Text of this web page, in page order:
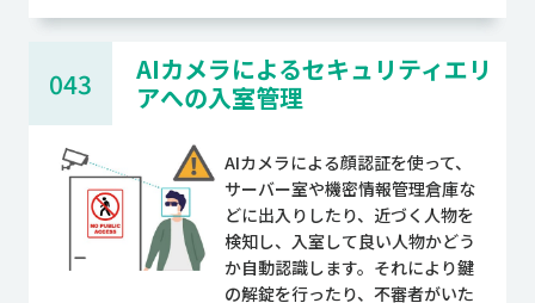
043
AIカメラによるセキュリティエリ
アへの入室管理
AIカメラによる顔認証を使って、
サーバー室や機密情報管理倉庫な
どに出入りしたり、近づく人物を
検知し、入室して良い人物かどう
か自動認識します。それにより鍵
の解錠を行ったり、不審者がいた